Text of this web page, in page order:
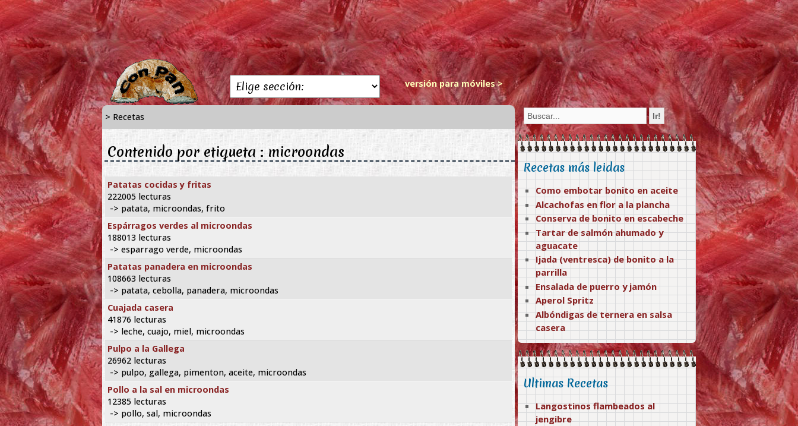
versión para móviles >
> Recetas
Contenido por etiqueta : microondas
Patatas cocidas y fritas
222005 lecturas
-> patata, microondas, frito
Espárragos verdes al microondas
188013 lecturas
-> esparrago verde, microondas
Patatas panadera en microondas
108663 lecturas
-> patata, cebolla, panadera, microondas
Cuajada casera
41876 lecturas
-> leche, cuajo, miel, microondas
Pulpo a la Gallega
26962 lecturas
-> pulpo, gallega, pimenton, aceite, microondas
Pollo a la sal en microondas
12385 lecturas
-> pollo, sal, microondas
Recetas más leidas
Como embotar bonito en aceite
Alcachofas en flor a la plancha
Conserva de bonito en escabeche
Tartar de salmón ahumado y
aguacate
Ijada (ventresca) de bonito a la
parrilla
Ensalada de puerro y jamón
Aperol Spritz
Albóndigas de ternera en salsa
casera
Ultimas Recetas
Langostinos flambeados al
jengibre